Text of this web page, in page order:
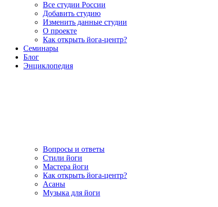
Все студии России
Добавить студию
Изменить данные студии
О проекте
Как открыть йога-центр?
Семинары
Блог
Энциклопедия
Вопросы и ответы
Стили йоги
Мастера йоги
Как открыть йога-центр?
Асаны
Музыка для йоги